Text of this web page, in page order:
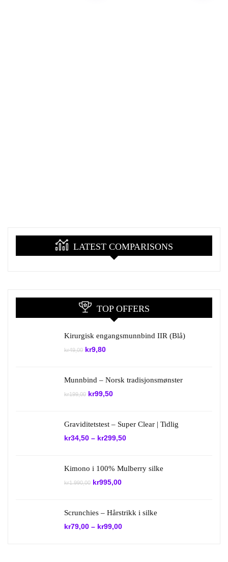
LATEST COMPARISONS
TOP OFFERS
Kirurgisk engangsmunnbind IIR (Blå)
kr49,00 Opprinnelig
kr9,80Nåværende
Munnbind – Norsk tradisjonsmønster
kr199,00 Opprinnelig
kr99,50Nåværende
Graviditetstest – Super Clear | Tidlig
kr34,50 – kr299,50
Kimono i 100% Mulberry silke
kr1.990,00 Opprinnelig
kr995,00Nåværende
Scrunchies – Hårstrikk i silke
kr79,00 – kr99,00